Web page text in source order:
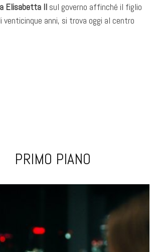
Elisabetta II sul governo affinché il figlio
venticinque anni, si trova oggi al centro
PRIMO PIANO